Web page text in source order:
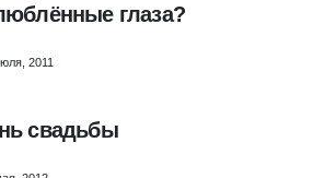
глаза?
2011
свадьбы